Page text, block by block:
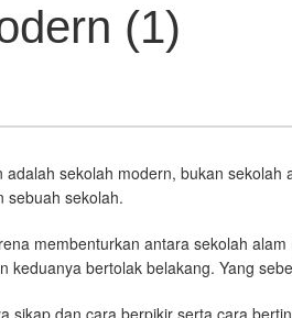
(1)
adalah sekolah modern, bukan sekolah
sebuah sekolah.
membenturkan antara sekolah
keduanya bertolak belakang. Yang
sikap dan cara berpikir serta cara